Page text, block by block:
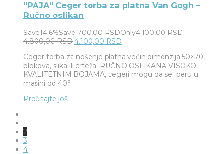
“PAJA“ Ceger torba za platna Van Gogh –
Ručno oslikan
Save14.6%Save 700,00 RSDOnly4.100,00 RSD
4.800,00RSD 4.100,00 RSD
Ceger torba za nošenje platna većih dimenzija 50×70,
blokova, slika ili crteža. RUČNO OSLIKANA VISOKO
KVALITETNIM BOJAMA, cegeri mogu da se peru u
mašini do 40°.
Pročitajte još
1
2
3
4